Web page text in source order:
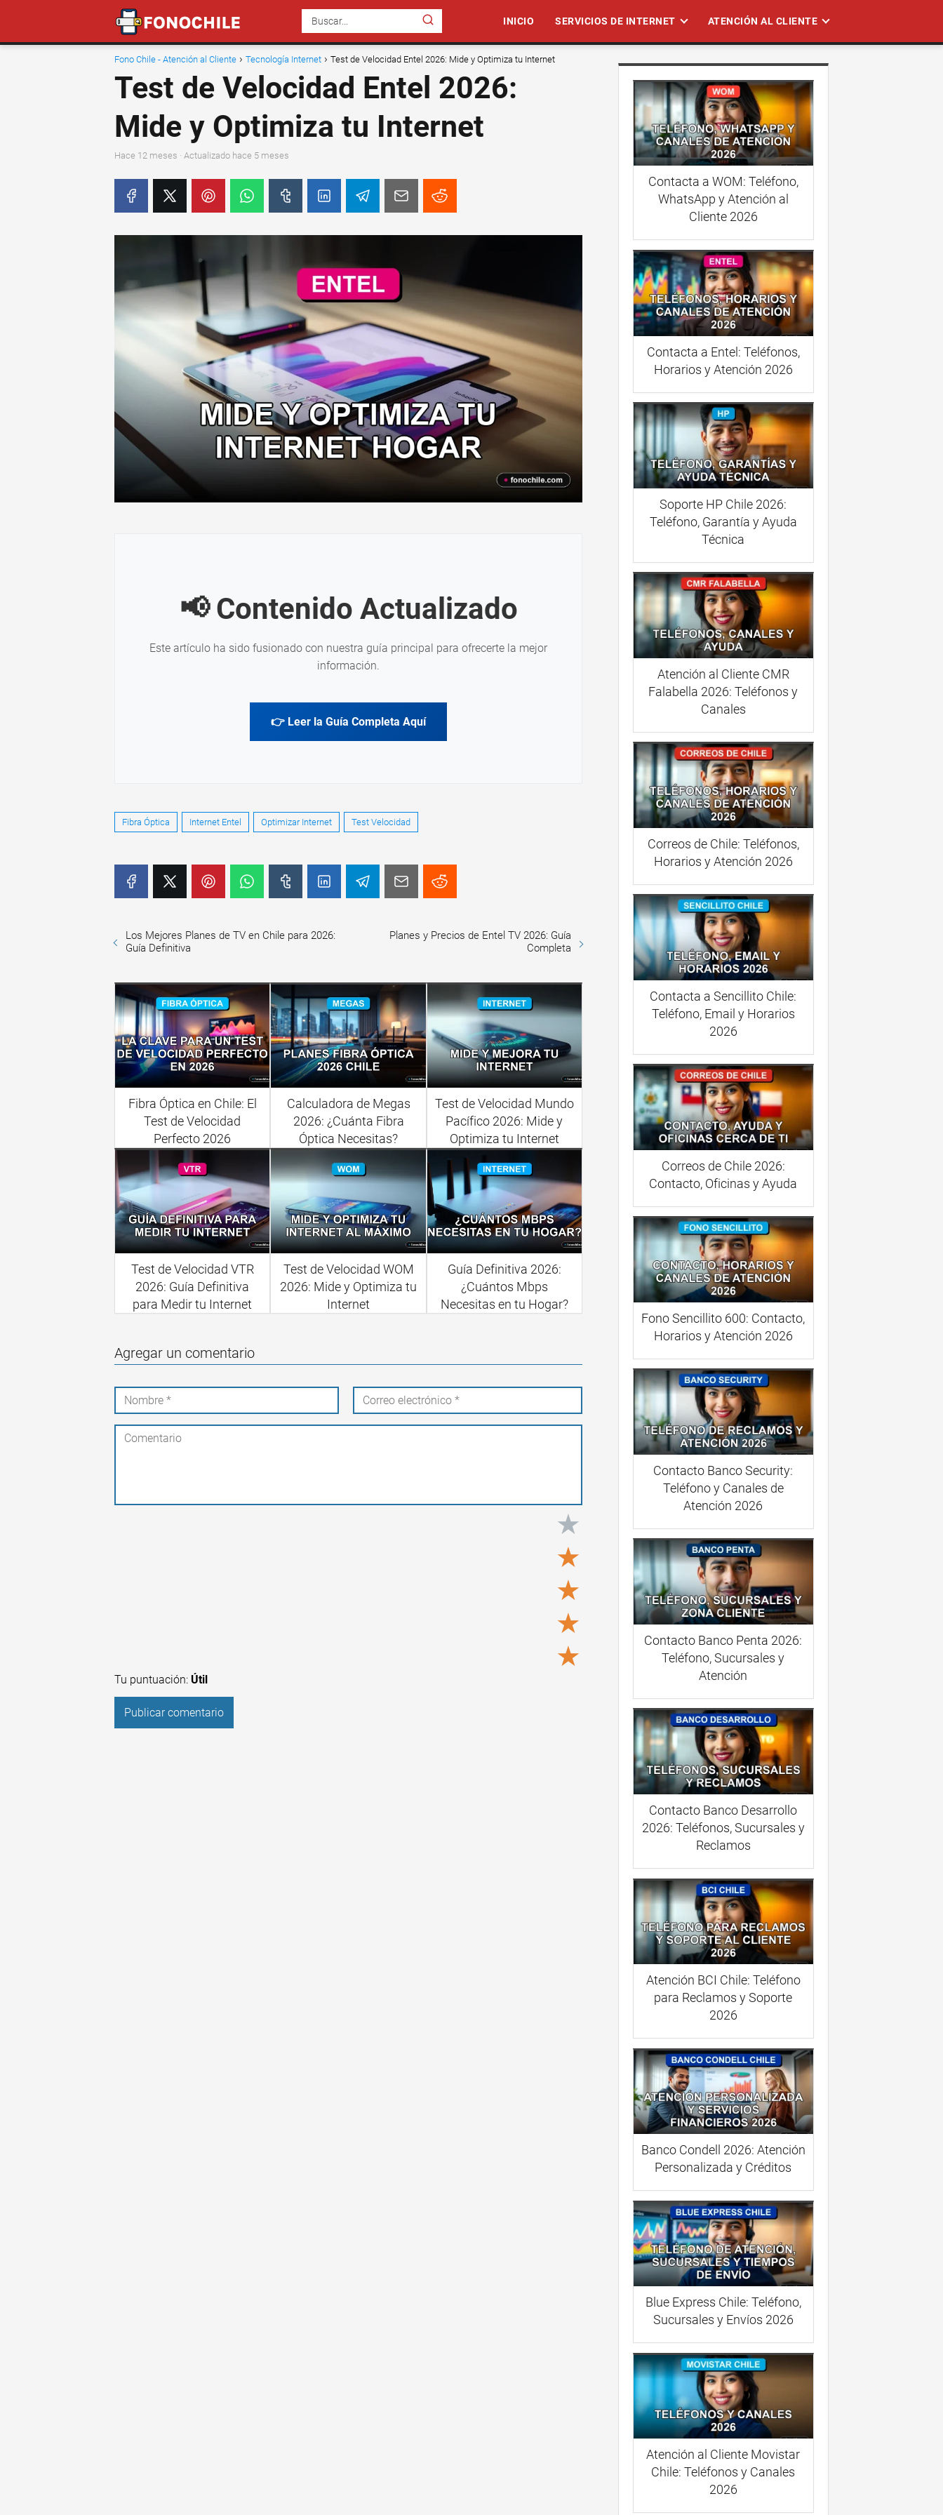
INICIO SERVICIOS DE INTERNET ATENCIÓN AL CLIENTE
Fono Chile - Atención al Cliente Tecnología Internet Test de Velocidad Entel 2026: Mide y Optimiza tu Internet
Test de Velocidad Entel 2026:
Mide y Optimiza tu Internet
hace 12 meses · Actualizado hace 5 meses
📢 Contenido Actualizado
Este artículo ha sido fusionado con nuestra guía principal para ofrecerte la mejor
información.
👉 Leer la Guía Completa Aquí
Fibra Óptica Internet Entel Optimizar Internet Test Velocidad
Los Mejores Planes de TV en Chile para 2026:
Guía Definitiva
Planes y Precios de Entel TV 2026: Guía
Completa
Fibra Óptica en Chile: El
Test de Velocidad
Perfecto 2026
Calculadora de Megas
2026: ¿Cuánta Fibra
Óptica Necesitas?
Test de Velocidad Mundo
Pacífico 2026: Mide y
Optimiza tu Internet
Test de Velocidad VTR
2026: Guía Definitiva
para Medir tu Internet
Test de Velocidad WOM
2026: Mide y Optimiza tu
Internet
Guía Definitiva 2026:
¿Cuántos Mbps
Necesitas en tu Hogar?
Agregar un comentario
★
★
★
★
★
Tu puntuación: Útil
Contacta a WOM: Teléfono,
WhatsApp y Atención al
Cliente 2026
Contacta a Entel: Teléfonos,
Horarios y Atención 2026
Soporte HP Chile 2026:
Teléfono, Garantía y Ayuda
Técnica
Atención al Cliente CMR
Falabella 2026: Teléfonos y
Canales
Correos de Chile: Teléfonos,
Horarios y Atención 2026
Contacta a Sencillito Chile:
Teléfono, Email y Horarios
2026
Correos de Chile 2026:
Contacto, Oficinas y Ayuda
Fono Sencillito 600: Contacto,
Horarios y Atención 2026
Contacto Banco Security:
Teléfono y Canales de
Atención 2026
Contacto Banco Penta 2026:
Teléfono, Sucursales y
Atención
Contacto Banco Desarrollo
2026: Teléfonos, Sucursales y
Reclamos
Atención BCI Chile: Teléfono
para Reclamos y Soporte
2026
Banco Condell 2026: Atención
Personalizada y Créditos
Blue Express Chile: Teléfono,
Sucursales y Envíos 2026
Atención al Cliente Movistar
Chile: Teléfonos y Canales
2026